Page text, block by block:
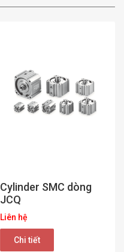
Cylinder SMC dòng
JCQ
Liên hệ
Chi tiết